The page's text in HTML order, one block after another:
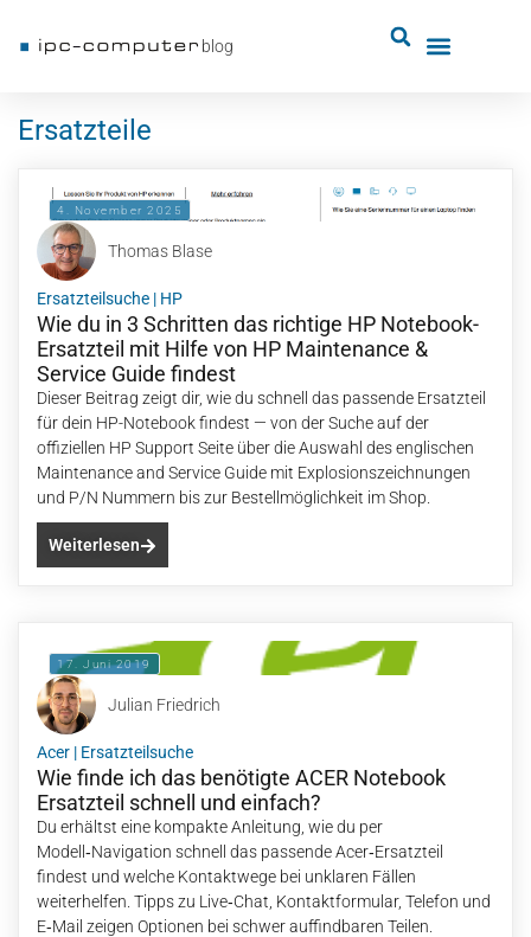
blog
Ersatzteile
4. November 2025
Thomas Blase
Ersatzteilsuche | HP
Wie du in 3 Schritten das richtige HP Notebook-
Ersatzteil mit Hilfe von HP Maintenance &
Service Guide findest
Dieser Beitrag zeigt dir, wie du schnell das passende Ersatzteil
für dein HP-Notebook findest — von der Suche auf der
offiziellen HP Support Seite über die Auswahl des englischen
Maintenance and Service Guide mit Explosionszeichnungen
und P/N Nummern bis zur Bestellmöglichkeit im Shop.
Weiterlesen
17. Juni 2019
Julian Friedrich
Acer | Ersatzteilsuche
Wie finde ich das benötigte ACER Notebook
Ersatzteil schnell und einfach?
Du erhältst eine kompakte Anleitung, wie du per
Modell‑Navigation schnell das passende Acer‑Ersatzteil
findest und welche Kontaktwege bei unklaren Fällen
weiterhelfen. Tipps zu Live‑Chat, Kontaktformular, Telefon und
E‑Mail zeigen Optionen bei schwer auffindbaren Teilen.